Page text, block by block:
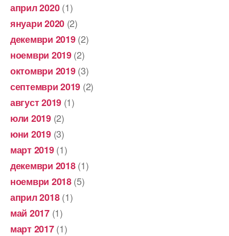
април 2020(1)
януари 2020 (2)
декември 2019(2)
ноември 2019(2)
октомври 2019(3)
септември 2019 (2)
август 2019 (1)
юли 2019(2)
юни 2019(3)
март 2019(1)
декември 2018(1)
ноември 2018(5)
април 2018(1)
май 2017(1)
март 2017(1)